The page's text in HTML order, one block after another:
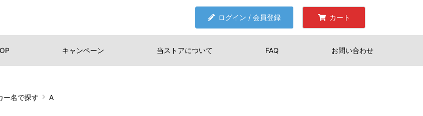
ログイン / 会員登録 カート
キャンペーン 当ストアについて FAQ お問い合わせ
ー名で探す A